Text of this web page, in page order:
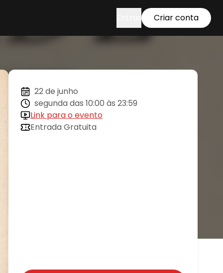
Criar conta
22 de junho
segunda das 10:00 às 23:59
Link para o evento
Entrada Gratuita